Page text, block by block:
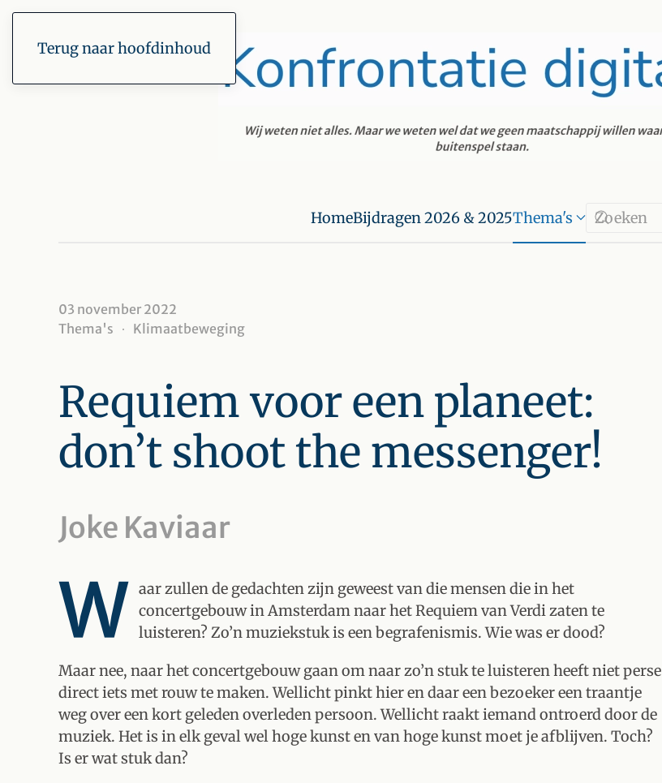
Terug naar hoofdinhoud
HomeBijdragen 2026 & 2025Thema's
03 november 2022
Thema's
Klimaatbeweging
Requiem voor een planeet:
don’t shoot the messenger!
Joke Kaviaar
W aar zullen de gedachten zijn geweest van die mensen die in het
concertgebouw in Amsterdam naar het Requiem van Verdi zaten te
luisteren? Zo’n muziekstuk is een begrafenismis. Wie was er dood?
Maar nee, naar het concertgebouw gaan om naar zo’n stuk te luisteren heeft niet perse
direct iets met rouw te maken. Wellicht pinkt hier en daar een bezoeker een traantje
weg over een kort geleden overleden persoon. Wellicht raakt iemand ontroerd door de
muziek. Het is in elk geval wel hoge kunst en van hoge kunst moet je afblijven. Toch?
Is er wat stuk dan?